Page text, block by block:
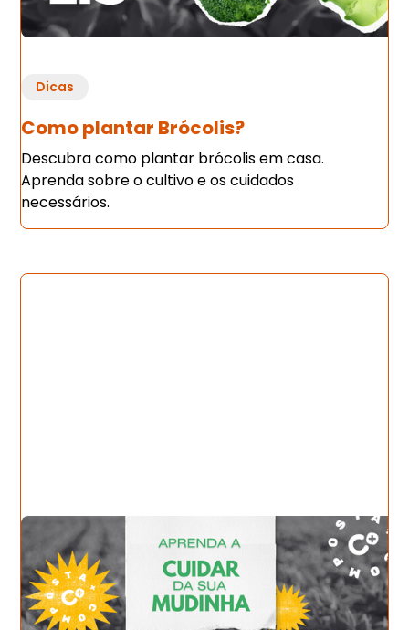
Dicas
Como plantar Brócolis?
Descubra como plantar brócolis em casa.
Aprenda sobre o cultivo e os cuidados
necessários.